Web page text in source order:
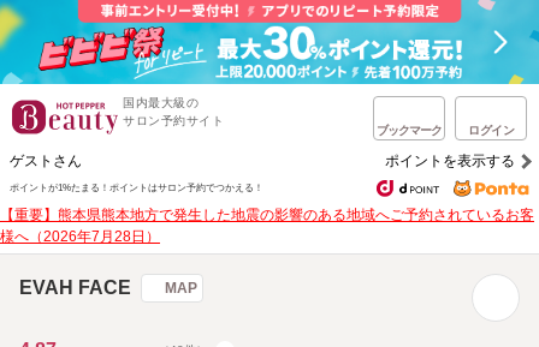
国内最大級の
サロン予約サイト
ブックマーク ログイン
ゲストさん ポイントを表示する
ポイントが1%たまる！ ポイントはサロン予約でつかえる！
【重要】熊本県熊本地方で発生した地震の影響のある地域へご予約されているお客
様へ（2026年7月28日）
EVAH FACE MAP